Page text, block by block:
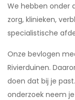
We hebben onder
zorg, klinieken,
specialistische
Onze bevlogen
Rivierduinen.
doen dat bij je
onderzoek neem